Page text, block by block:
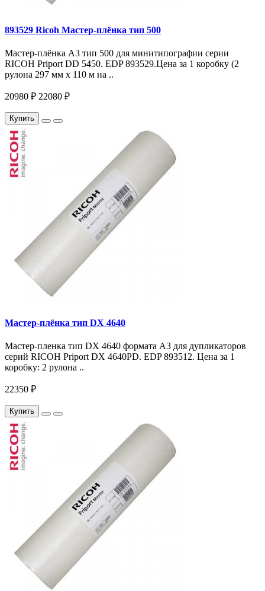
893529 Ricoh Мастер-плёнка тип 500
Мастер-плёнка A3 тип 500 для минитипографии серии
RICOH Priport DD 5450. EDP 893529.Цена за 1 коробку (2
рулона 297 мм x 110 м на ..
20980 ₽ 22080 ₽
Купить
Мастер-плёнка тип DX 4640
Мастер-пленка тип DX 4640 формата A3 для дупликаторов
серий RICOH Priport DX 4640PD. EDP 893512. Цена за 1
коробку: 2 рулона ..
22350 ₽
Купить